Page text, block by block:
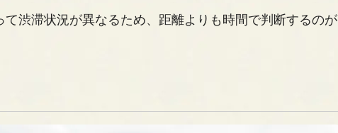
渋滞状況が異なるため、距離よりも時間で判断するのが